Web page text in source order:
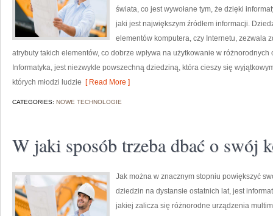
świata, co jest wywołane tym, że dzięki
jaki jest największym źródłem informacji.
elementów komputera, czy Internetu, zezwala
atrybuty takich elementów, co dobrze wpływa na użytkowanie w
Informatyka, jest niezwykle powszechną dziedziną, która cieszy się
których młodzi ludzie [ Read More ]
CATEGORIES: NOWE TECHNOLOGIE
W jaki sposób trzeba dbać o swój
Jak można w znacznym stopniu powiększyć
dziedzin na dystansie ostatnich lat, jest
jakiej zalicza się różnorodne urządzenia